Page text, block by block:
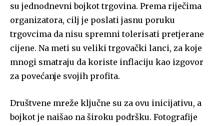
su jednodnevni bojkot trgovina. Prema riječima
organizatora, cilj je poslati jasnu poruku
trgovcima da nisu spremni tolerisati pretjerane
cijene. Na meti su veliki trgovački lanci, za koje
mnogi smatraju da koriste inflaciju kao izgovor
za povećanje svojih profita.
Društvene mreže ključne su za ovu inicijativu, a
bojkot je naišao na široku podršku. Fotografije